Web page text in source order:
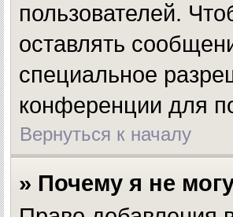
пользователей.
оставлять
специальное
конференции для
Вернуться к началу
» Почему я не